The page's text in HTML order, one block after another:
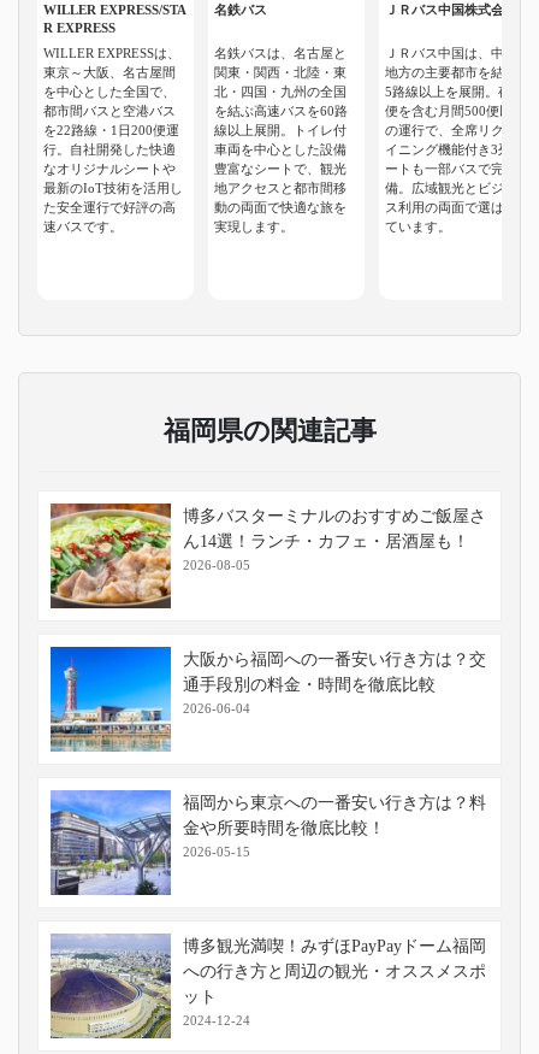
WILLER EXPRESS/STA
R EXPRESS
WILLER EXPRESSは、
東京～大阪、名古屋間
を中心とした全国で、
都市間バスと空港バス
を22路線・1日200便運
行。自社開発した快適
なオリジナルシートや
最新のIoT技術を活用し
た安全運行で好評の高
速バスです。
名鉄バス
名鉄バスは、名古屋と
関東・関西・北陸・東
北・四国・九州の全国
を結ぶ高速バスを60路
線以上展開。トイレ付
車両を中心とした設備
豊富なシートで、観光
地アクセスと都市間移
動の両面で快適な旅を
実現します。
ＪＲバス中国株式会社
ＪＲバス中国は、中国
地方の主要都市を結ぶ3
5路線以上を展開。夜行
便を含む月間500便以上
の運行で、全席リクラ
イニング機能付き3列シ
ートも一部バスで完
備。広域観光とビジネ
ス利用の両面で選ばれ
ています。
福岡県の関連記事
博多バスターミナルのおすすめご飯屋さ
ん14選！ランチ・カフェ・居酒屋も！
2026-08-05
大阪から福岡への一番安い行き方は？交
通手段別の料金・時間を徹底比較
2026-06-04
福岡から東京への一番安い行き方は？料
金や所要時間を徹底比較！
2026-05-15
博多観光満喫！みずほPayPayドーム福岡
への行き方と周辺の観光・オススメスポ
ット
2024-12-24